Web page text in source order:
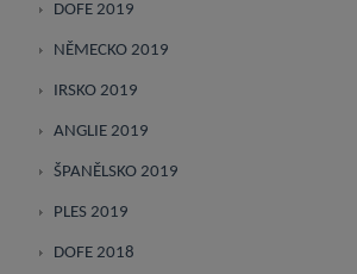
DOFE 2019
NĚMECKO 2019
IRSKO 2019
ANGLIE 2019
ŠPANĚLSKO 2019
PLES 2019
DOFE 2018